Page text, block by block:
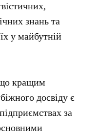
знань та
у майбутній
кращим
досвіду є
за